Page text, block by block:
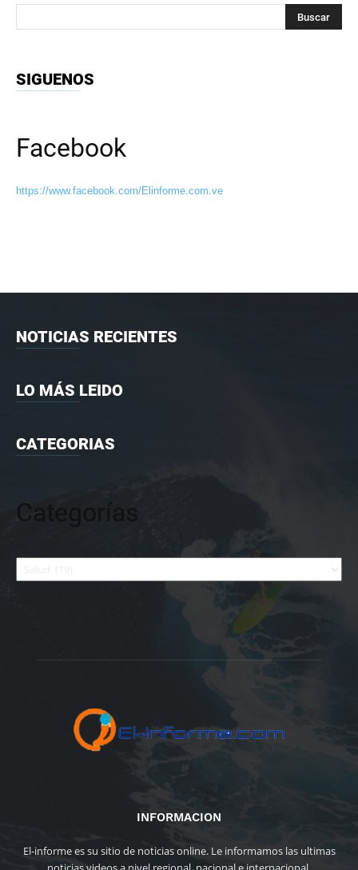
SIGUENOS
Facebook
https://www.facebook.com/Elinforme.com.ve
NOTICIAS RECIENTES
LO MÁS LEIDO
CATEGORIAS
Categorías
Categorías
INFORMACION
El-informe es su sitio de noticias online. Le informamos las ultimas